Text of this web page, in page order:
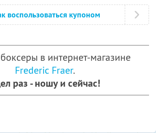
воспользоваться купоном
в интернет-магазине
Frederic Fraer.
раз - ношу и сейчас!